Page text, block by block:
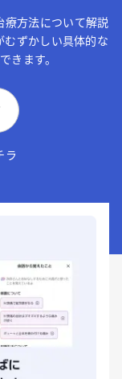
療方法について解説
むずかしい具体的な
きます。
ラ